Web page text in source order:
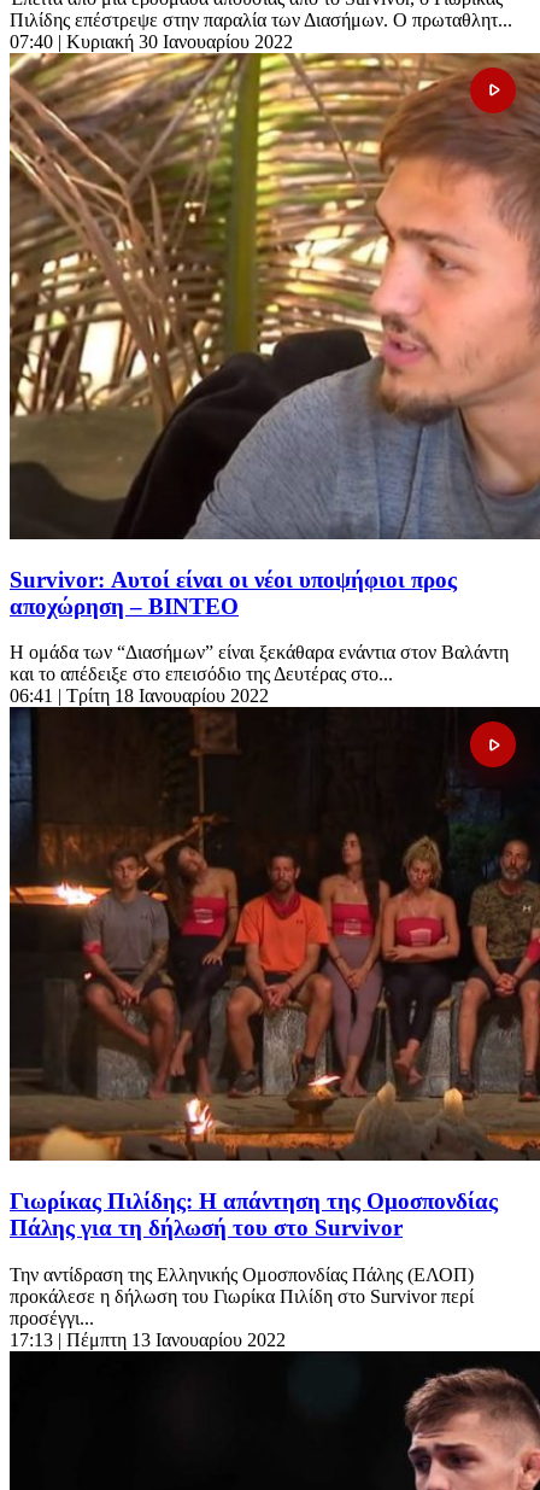
Πιλίδης επέστρεψε στην παραλία των Διασήμων. Ο πρωταθλητ...
07:40 | Κυριακή 30 Ιανουαρίου 2022
Survivor: Αυτοί είναι οι νέοι υποψήφιοι προς
αποχώρηση – ΒΙΝΤΕΟ
Η ομάδα των “Διασήμων” είναι ξεκάθαρα ενάντια στον Βαλάντη
και το απέδειξε στο επεισόδιο της Δευτέρας στο...
06:41 | Τρίτη 18 Ιανουαρίου 2022
Γιωρίκας Πιλίδης: Η απάντηση της Ομοσπονδίας
Πάλης για τη δήλωσή του στο Survivor
Την αντίδραση της Ελληνικής Ομοσπονδίας Πάλης (ΕΛΟΠ)
προκάλεσε η δήλωση του Γιωρίκα Πιλίδη στο Survivor περί
προσέγγι...
17:13 | Πέμπτη 13 Ιανουαρίου 2022